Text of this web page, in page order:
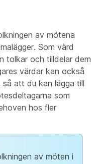
av mötena
Som värd
tolkar och tilldelar dem
värdar kan också
att du kan lägga till
som
hos fler
av möten i